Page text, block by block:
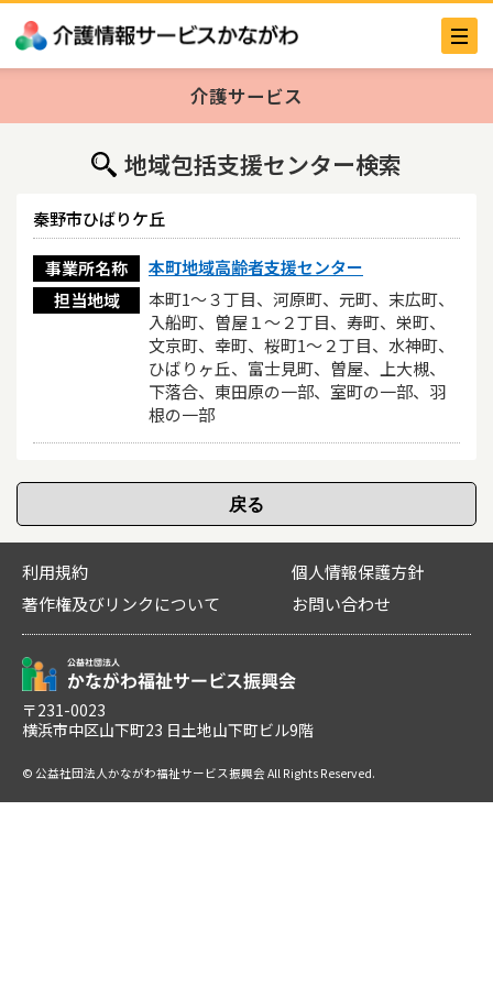
介護サービス
地域包括支援センター検索
秦野市ひばりケ丘
事業所名称
本町地域高齢者支援センター
担当地域
本町1～３丁目、河原町、元町、末広町、
入船町、曽屋１～２丁目、寿町、栄町、
文京町、幸町、桜町1～２丁目、水神町、
ひばりヶ丘、富士見町、曽屋、上大槻、
下落合、東田原の一部、室町の一部、羽
根の一部
利用規約
個人情報保護方針
著作権及びリンクについて
お問い合わせ
〒231-0023
横浜市中区山下町23 日土地山下町ビル9階
© 公益社団法人かながわ福祉サービス振興会 All Rights Reserved.